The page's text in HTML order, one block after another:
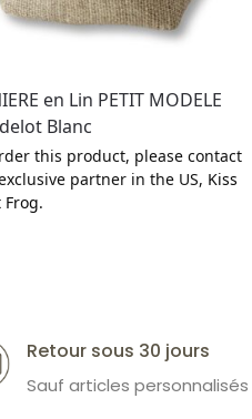
en Lin PETIT MODELE
Blanc
this product, please contact
partner in the US, Kiss
Frog.
Retour sous 30 jours
Sauf articles personnalisés